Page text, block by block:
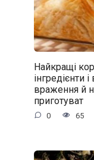
Найкращі
інгредієнти
враження й
приготуват
0 65